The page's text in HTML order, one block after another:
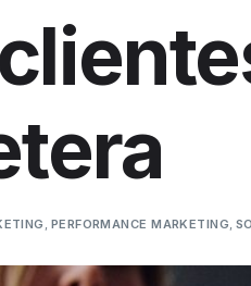
tu negocio
Centro de
Eventos
Fiestas/clubes
Fondas
PERFORMANCE MARKETING ,